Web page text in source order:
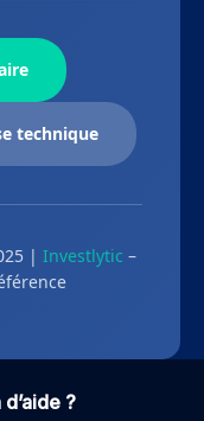
technique
| Investlytic –
?